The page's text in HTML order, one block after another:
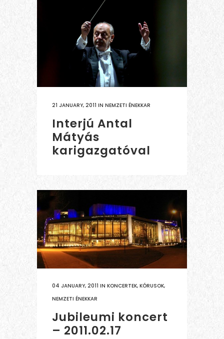
21 JANUARY, 2011 IN NEMZETI ÉNEKKAR
Interjú Antal
Mátyás
karigazgatóval
04 JANUARY, 2011 IN KONCERTEK, KÓRUSOK,
NEMZETI ÉNEKKAR
Jubileumi koncert
– 2011.02.17